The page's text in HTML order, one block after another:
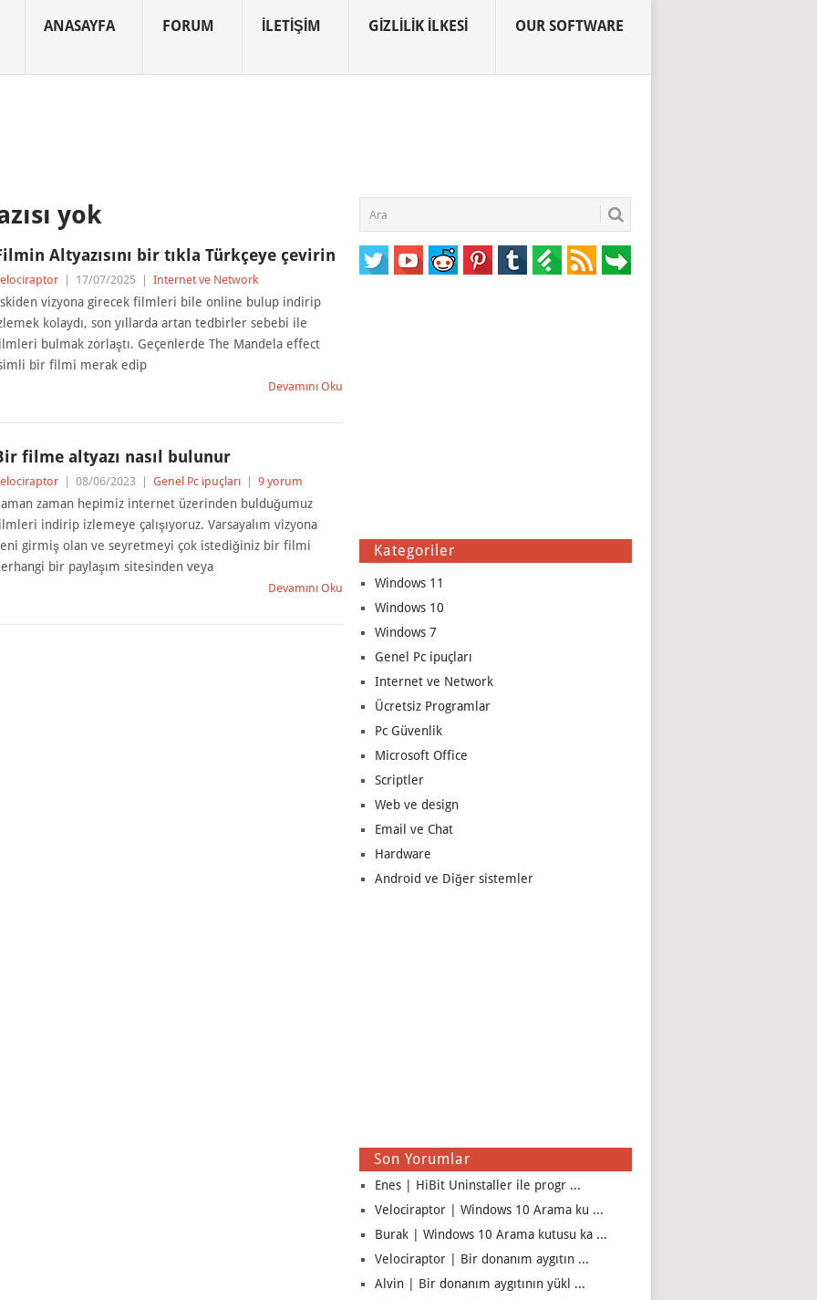
ANASAYFA FORUM İLETIŞIM GIZLILIK İLKESI OUR SOFTWARE
yok
Altyazısını bir tıkla Türkçeye çevirin
17/07/2025 Internet ve Network
vizyona girecek filmleri bile online bulup indirip
kolaydı, son yıllarda artan tedbirler sebebi ile
bulmak zorlaştı. Geçenlerde The Mandela effect
bir filmi merak edip
Devamını Oku
filme altyazı nasıl bulunur
08/06/2023 Genel Pc ipuçları 9 yorum
zaman hepimiz internet üzerinden bulduğumuz
indirip izlemeye çalışıyoruz. Varsayalım vizyona
girmiş olan ve seyretmeyi çok istediğiniz bir filmi
bir paylaşım sitesinden veya
Devamını Oku
Kategoriler
Windows 11
Windows 10
Windows 7
Genel Pc ipuçları
Internet ve Network
Ücretsiz Programlar
Pc Güvenlik
Microsoft Office
Scriptler
Web ve design
Email ve Chat
Hardware
Android ve Diğer sistemler
Son Yorumlar
Enes | HiBit Uninstaller ile progr ...
Velociraptor | Windows 10 Arama ku ...
Burak | Windows 10 Arama kutusu ka ...
Velociraptor | Bir donanım aygıtın ...
Alvin | Bir donanım aygıtının yükl ...